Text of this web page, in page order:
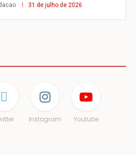
31 de julho de 2026
Instagram Youtube